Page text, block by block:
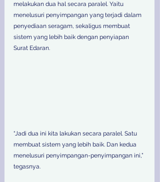
melakukan dua hal secara paralel. Yaitu
menelusuri penyimpangan yang terjadi dalam
penyediaan seragam, sekaligus membuat
sistem yang lebih baik dengan penyiapan
Surat Edaran.
“Jadi dua ini kita lakukan secara paralel. Satu
membuat sistem yang lebih baik. Dan kedua
menelusuri penyimpangan-penyimpangan ini,”
tegasnya.